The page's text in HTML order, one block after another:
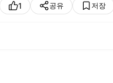
1 공유 저장